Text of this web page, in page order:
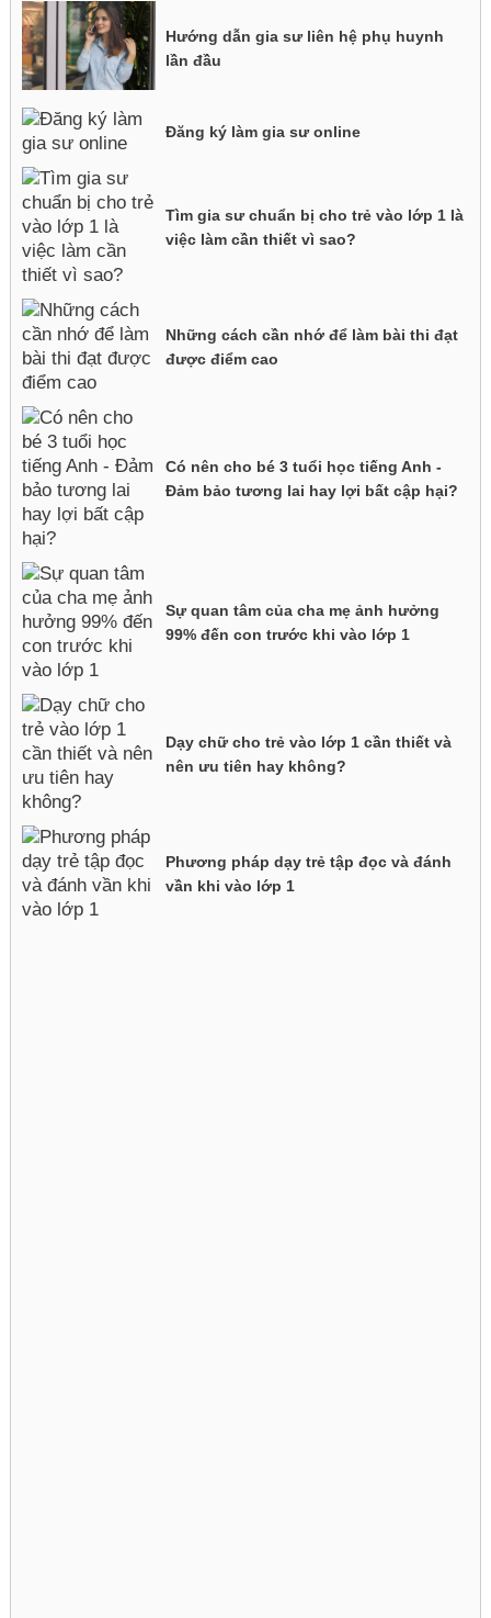
Hướng dẫn gia sư liên hệ phụ huynh
lần đầu
Đăng ký làm gia sư online
Tìm gia sư chuẩn bị cho trẻ vào lớp 1 là
việc làm cần thiết vì sao?
Những cách cần nhớ để làm bài thi đạt
được điểm cao
Có nên cho bé 3 tuổi học tiếng Anh -
Đảm bảo tương lai hay lợi bất cập hại?
Sự quan tâm của cha mẹ ảnh hưởng
99% đến con trước khi vào lớp 1
Dạy chữ cho trẻ vào lớp 1 cần thiết và
nên ưu tiên hay không?
Phương pháp dạy trẻ tập đọc và đánh
vần khi vào lớp 1